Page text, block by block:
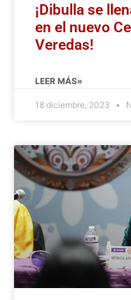
¡Dibulla se
en el nuevo
Veredas!
LEER MÁS»
18 diciembre, 2023